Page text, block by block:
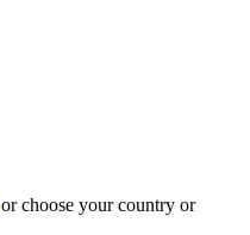
choose your country or